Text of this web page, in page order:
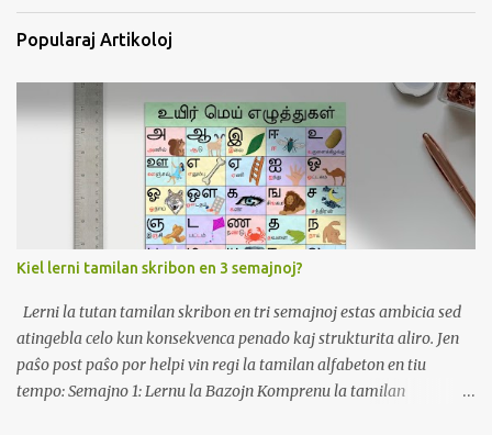
Popularaj Artikoloj
Kiel lerni tamilan skribon en 3 semajnoj?
Lerni la tutan tamilan skribon en tri semajnoj estas ambicia sed
atingebla celo kun konsekvenca penado kaj strukturita aliro. Jen
paŝo post paŝo por helpi vin regi la tamilan alfabeton en tiu
tempo: Semajno 1: Lernu la Bazojn Komprenu la tamilan